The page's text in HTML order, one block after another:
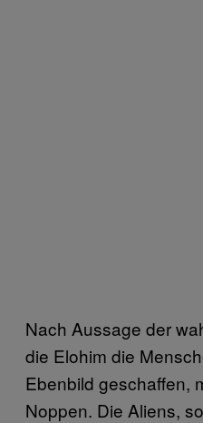
Nach Aussage der
die Elohim die
Ebenbild geschaffen,
Noppen. Die Aliens,